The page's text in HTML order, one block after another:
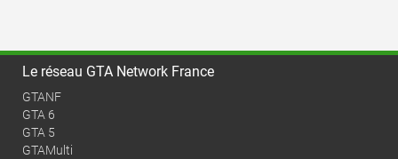
Le réseau GTA Network France
GTANF
GTA 6
GTA 5
GTAMulti